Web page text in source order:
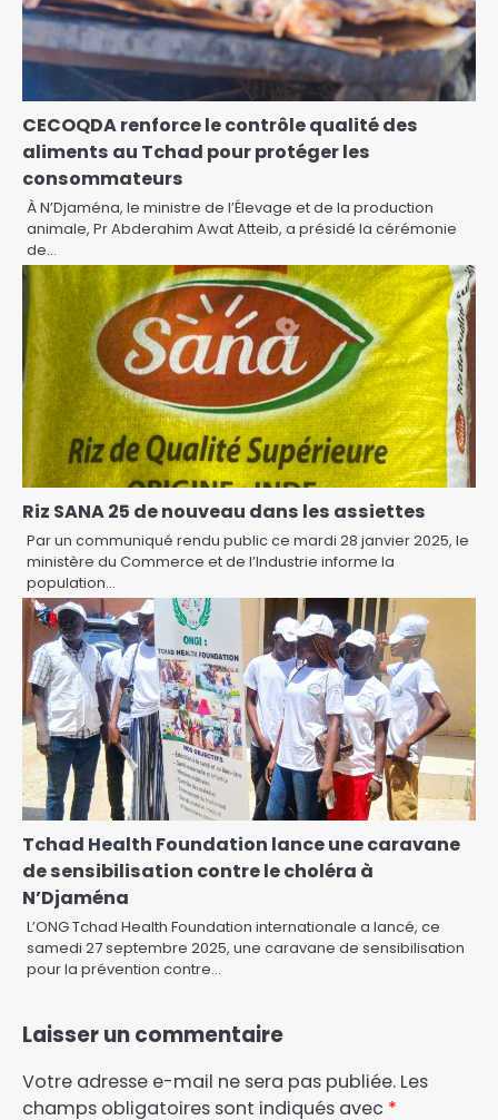
CECOQDA renforce le contrôle qualité des
aliments au Tchad pour protéger les
consommateurs
À N’Djaména, le ministre de l’Élevage et de la production
animale, Pr Abderahim Awat Atteib, a présidé la cérémonie
de…
Riz SANA 25 de nouveau dans les assiettes
Par un communiqué rendu public ce mardi 28 janvier 2025, le
ministère du Commerce et de l’Industrie informe la
population…
Tchad Health Foundation lance une caravane
de sensibilisation contre le choléra à
N’Djaména
L’ONG Tchad Health Foundation internationale a lancé, ce
samedi 27 septembre 2025, une caravane de sensibilisation
pour la prévention contre…
Laisser un commentaire
Votre adresse e-mail ne sera pas publiée. Les
champs obligatoires sont indiqués avec *